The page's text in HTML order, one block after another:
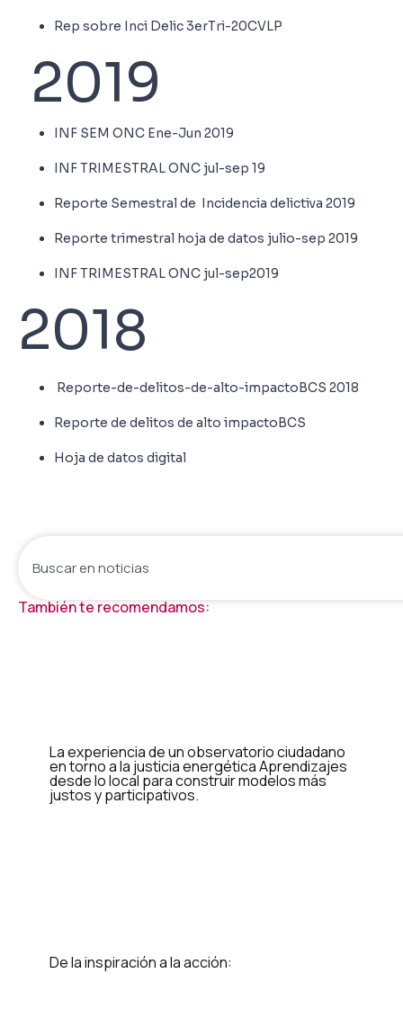
Rep sobre Inci Delic 3erTri-20CVLP
2019
INF SEM ONC Ene-Jun 2019
INF TRIMESTRAL ONC jul-sep 19
Reporte Semestral de Incidencia delictiva 2019
Reporte trimestral hoja de datos julio-sep 2019
INF TRIMESTRAL ONC jul-sep2019
2018
Reporte-de-delitos-de-alto-impactoBCS 2018
Reporte de delitos de alto impactoBCS
Hoja de datos digital
También te recomendamos:
La experiencia de un observatorio ciudadano
en torno a la justicia energética Aprendizajes
desde lo local para construir modelos más
justos y participativos.
De la inspiración a la acción: